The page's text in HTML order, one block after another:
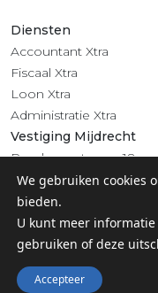
Volg ons
Diensten
Accountant Xtra
Fiscaal Xtra
Loon Xtra
Administratie Xtra
Vestiging Mijdrecht
Rendementsweg 18
3641 SL Mijdrecht
0297 - 283 201
We gebruiken cookies
bieden.
U kunt meer
gebruiken of deze
Accepteer